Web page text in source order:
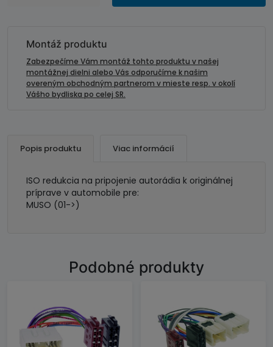
montáž
autorádia-
SSANG
YONG
Montáž produktu
Zabezpečíme Vám montáž tohto produktu v našej
montážnej dielni alebo Vás odporučíme k našim
overeným obchodným partnerom v mieste resp. v okolí
Vášho bydliska po celej SR.
Popis produktu Viac informácií
ISO redukcia na pripojenie autorádia k originálnej
príprave v automobile pre:
MUSO (01->)
Podobné produkty